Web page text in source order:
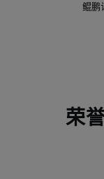
鲲鹏
荣